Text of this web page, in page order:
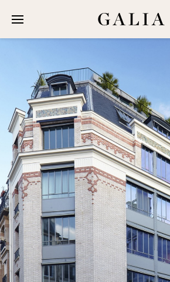
Chiffres
À propos
Équipe
Réalisations
Bureaux
Commerces
Habitations
Hôtels
Articles